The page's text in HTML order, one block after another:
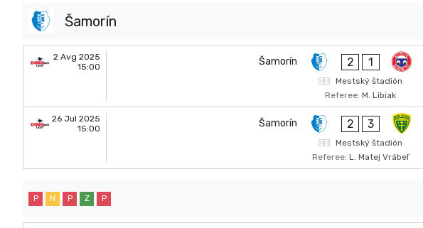
Šamorín
2 Avg 2025
15:00
Šamorín 2 1
Mestský štadión
Referee:M. Libiak
26 Jul 2025
15:00
Šamorín 2 3
Mestský štadión
Referee:L. Matej Vrábeľ
P N P Z P